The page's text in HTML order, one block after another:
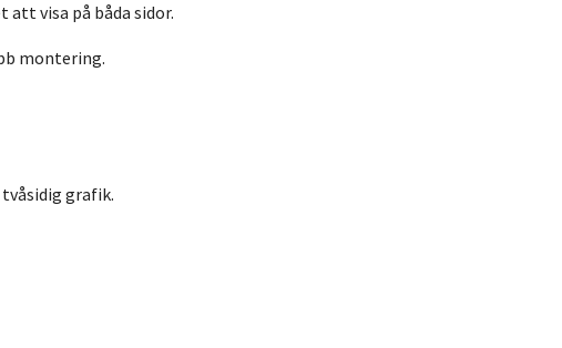
visa på båda sidor.
montering.
grafik.